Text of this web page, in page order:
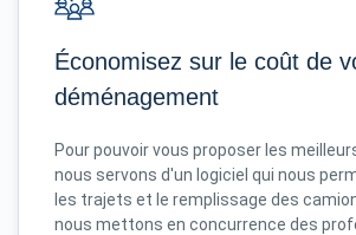
Économisez sur le coût de
déménagement
Pour pouvoir vous proposer les
nous servons d'un logiciel qui nous
les trajets et le remplissage des
nous mettons en concurrence des